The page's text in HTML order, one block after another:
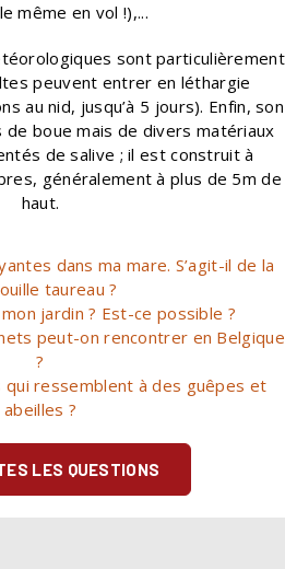
même en vol !),...
sont particulièrement
peuvent entrer en léthargie
au nid, jusqu’à 5 jours). Enfin, son
boue mais de divers matériaux
de salive ; il est construit à
généralement à plus de 5m de
haut.
dans ma mare. S’agit-il de la
taureau ?
jardin ? Est-ce possible ?
peut-on rencontrer en Belgique
?
ressemblent à des guêpes et
abeilles ?
LES QUESTIONS